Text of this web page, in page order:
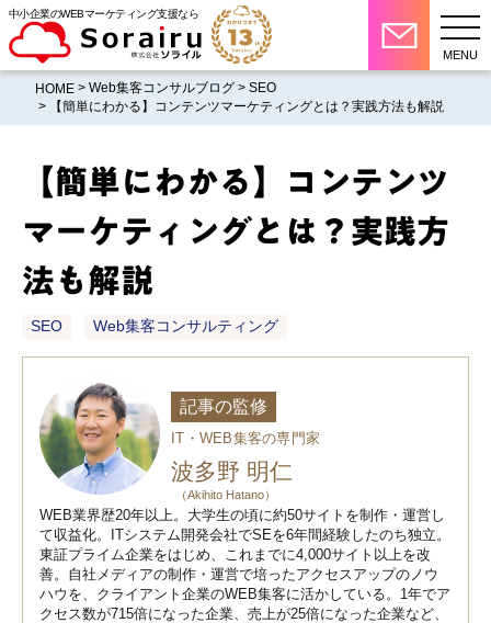
中小企業のWEBマーケティング支援なら
MENU
HOME > Web集客コンサルブログ > SEO
> 【簡単にわかる】コンテンツマーケティングとは？実践方法も解説
【簡単にわかる】コンテンツ
マーケティングとは？実践方
法も解説
SEO Web集客コンサルティング
記事の監修
IT・WEB集客の専門家
波多野 明仁
（Akihito Hatano）
WEB業界歴20年以上。大学生の頃に約50サイトを制作・運営し
て収益化。ITシステム開発会社でSEを6年間経験したのち独立。
東証プライム企業をはじめ、これまでに4,000サイト以上を改
善。自社メディアの制作・運営で培ったアクセスアップのノウ
ハウを、クライアント企業のWEB集客に活かしている。1年でア
クセス数が715倍になった企業、売上が25倍になった企業など、